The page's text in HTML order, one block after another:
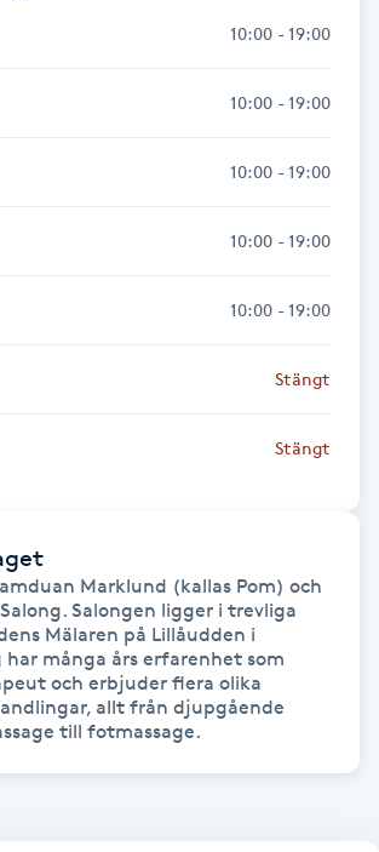
10:00 - 19:00
10:00 - 19:00
10:00 - 19:00
10:00 - 19:00
10:00 - 19:00
Stängt
Stängt
Marklund (kallas Pom) och
Salongen ligger i trevliga
Mälaren på Lillåudden i
har många års erfarenhet som
och erbjuder flera olika
allt från djupgående
till fotmassage.